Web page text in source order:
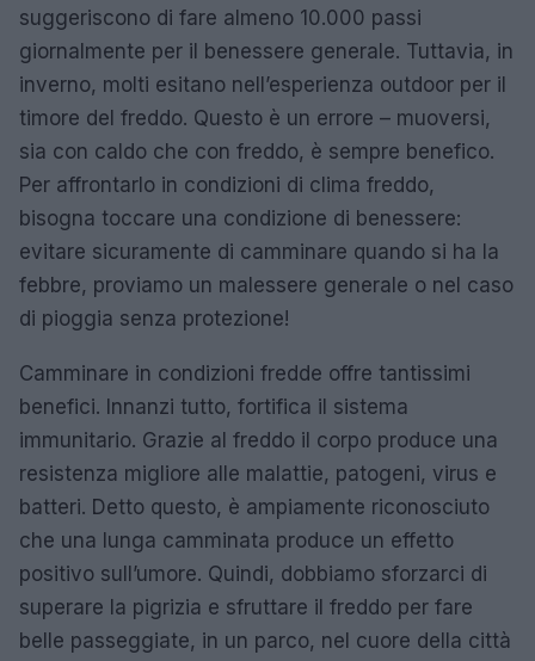
suggeriscono di fare almeno 10.000 passi
giornalmente per il benessere generale. Tuttavia, in
inverno, molti esitano nell’esperienza outdoor per il
timore del freddo. Questo è un errore – muoversi,
sia con caldo che con freddo, è sempre benefico.
Per affrontarlo in condizioni di clima freddo,
bisogna toccare una condizione di benessere:
evitare sicuramente di camminare quando si ha la
febbre, proviamo un malessere generale o nel caso
di pioggia senza protezione!
Camminare in condizioni fredde offre tantissimi
benefici. Innanzi tutto, fortifica il sistema
immunitario. Grazie al freddo il corpo produce una
resistenza migliore alle malattie, patogeni, virus e
batteri. Detto questo, è ampiamente riconosciuto
che una lunga camminata produce un effetto
positivo sull’umore. Quindi, dobbiamo sforzarci di
superare la pigrizia e sfruttare il freddo per fare
belle passeggiate, in un parco, nel cuore della città